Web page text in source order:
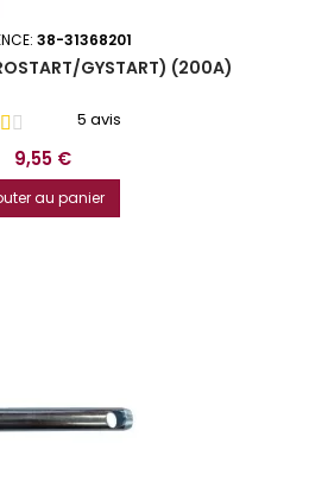
38-31368201
GYSTART) (200A)
5 avis
Prix
9,55 €
au panier